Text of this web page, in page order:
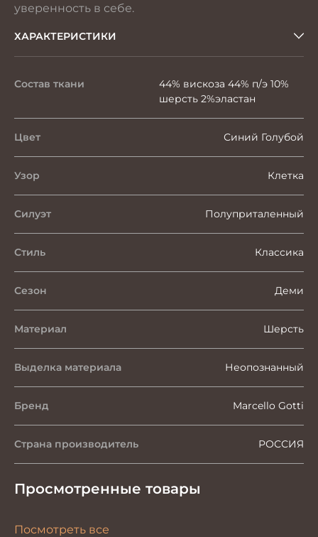
уверенность в себе.
ХАРАКТЕРИСТИКИ
Состав ткани
44% вискоза 44% п/э 10%
шерсть 2%эластан
Цвет Синий Голубой
Узор Клетка
Силуэт Полуприталенный
Стиль Классика
Сезон Деми
Материал Шерсть
Выделка материала Неопознанный
Бренд Marcello Gotti
Страна производитель РОССИЯ
Просмотренные товары
Посмотреть все